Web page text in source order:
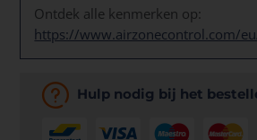
Ontdek alle kenmerken op:
https://www.airzonecontrol.com/
Hulp nodig bij het